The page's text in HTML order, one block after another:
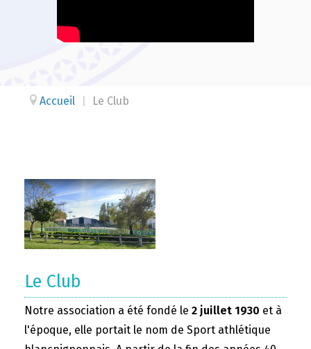
Accueil Le Club
Le Club
Notre association a été fondé le 2 juillet 1930 et à
l'époque, elle portait le nom de Sport athlétique